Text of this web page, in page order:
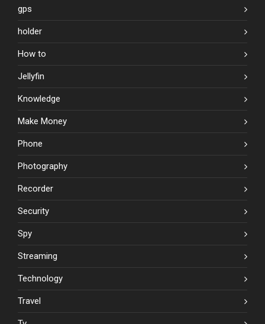
gps
holder
How to
Jellyfin
Knowledge
Make Money
Phone
Photography
Recorder
Security
Spy
Streaming
Technology
Travel